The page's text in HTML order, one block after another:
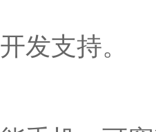
发支持。